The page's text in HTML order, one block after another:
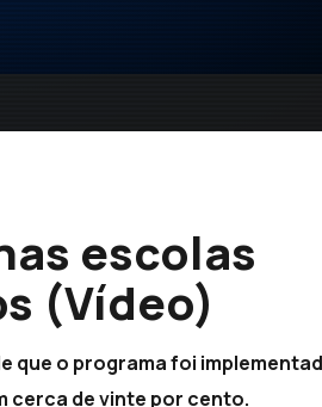
escolas
(Vídeo)
que o programa foi
cerca de vinte por cento.